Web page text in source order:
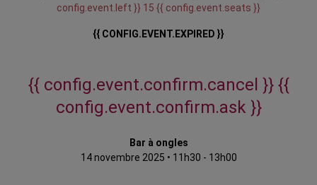
config.event.left }} 15 {{ config.event.seats }}
{{ CONFIG.EVENT.EXPIRED }}
{{ config.event.confirm.cancel }} {{
config.event.confirm.ask }}
Bar à ongles
14 novembre 2025 • 11h30 - 13h00